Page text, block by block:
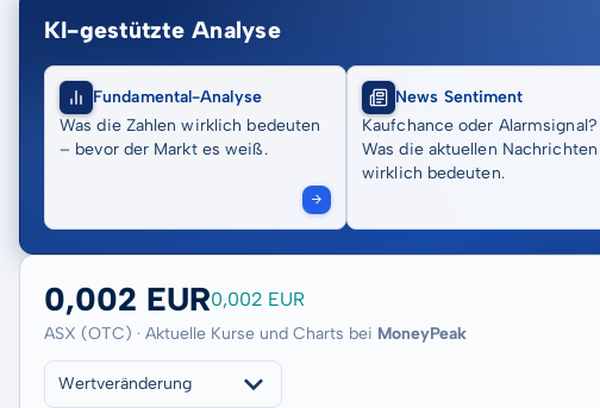
KI-gestützte Analyse
Fundamental-Analyse
Was die Zahlen wirklich bedeuten
– bevor der Markt es weiß.
News Sentiment
Kaufchance oder Alarmsignal?
Was die aktuellen Nachrichten
wirklich bedeuten.
0,002 EUR0,002 EUR
ASX (OTC) · Aktuelle Kurse und Charts bei MoneyPeak
Wertveränderung